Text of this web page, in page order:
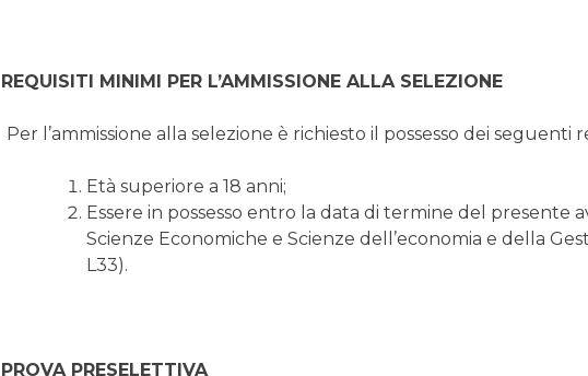
REQUISITI MINIMI PER L’AMMISSIONE ALLA SELEZIONE
Per l’ammissione alla selezione è richiesto il possesso dei seguenti
Età superiore a 18 anni;
Essere in possesso entro la data di termine del presente
Scienze Economiche e Scienze dell’economia e della
L33).
PROVA PRESELETTIVA